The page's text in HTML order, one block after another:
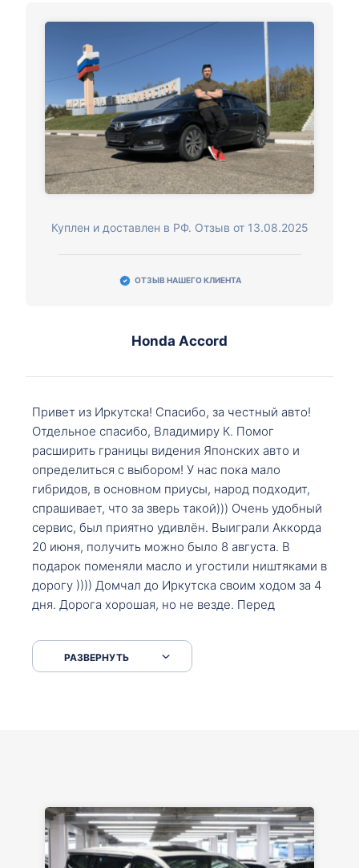
Куплен и доставлен в РФ. Отзыв от 13.08.2025
ОТЗЫВ НАШЕГО КЛИЕНТА
Honda Accord
Привет из Иркутска! Спасибо, за честный авто!
Отдельное спасибо, Владимиру К. Помог
расширить границы видения Японских авто и
определиться с выбором! У нас пока мало
гибридов, в основном приусы, народ подходит,
спрашивает, что за зверь такой))) Очень удобный
сервис, был приятно удивлён. Выиграли Аккорда
20 июня, получить можно было 8 августа. В
подарок поменяли масло и угостили ништяками в
дорогу )))) Домчал до Иркутска своим ходом за 4
дня. Дорога хорошая, но не везде. Перед
серпантинах по пути следования.
РАЗВЕРНУТЬ